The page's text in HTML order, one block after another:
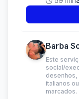
Barba
Este
social/
italianos
marcados.